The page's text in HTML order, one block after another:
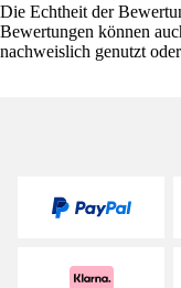
Die Echtheit der
Bewertungen können
nachweislich genutzt